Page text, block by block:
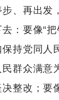
、再出发
：要像“
持党同人
群众满意
整改；要